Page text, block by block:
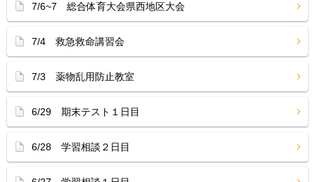
7/6~7 総合体育大会県西地区大会
7/4 救急救命講習会
7/3 薬物乱用防止教室
6/29 期末テスト１日目
6/28 学習相談２日目